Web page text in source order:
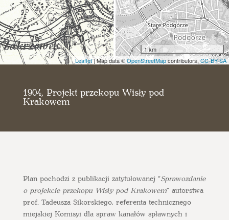
1 km
Leaflet| Map data ©OpenStreetMapcontributors, CC-BY-SA
1904, Projekt przekopu Wisły pod
Krakowem
Plan pochodzi z publikacji zatytułowanej “Sprawozdanie
o projekcie przekopu Wisły pod Krakowem” autorstwa
prof. Tadeusza Sikorskiego, referenta technicznego
miejskiej Komisyi dla spraw kanałów spławnych i